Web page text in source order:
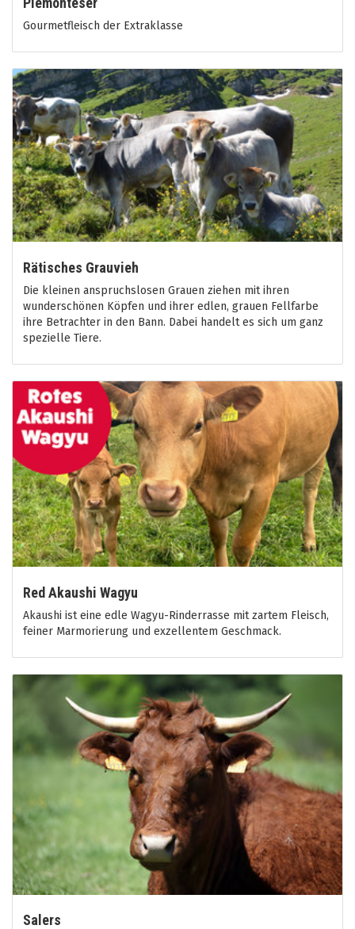
Gourmetfleisch der Extraklasse
Rätisches Grauvieh
Die kleinen anspruchslosen Grauen ziehen mit ihren
wunderschönen Köpfen und ihrer edlen, grauen Fellfarbe
ihre Betrachter in den Bann. Dabei handelt es sich um ganz
spezielle Tiere.
Red Akaushi Wagyu
Akaushi ist eine edle Wagyu-Rinderrasse mit zartem Fleisch,
feiner Marmorierung und exzellentem Geschmack.
Salers